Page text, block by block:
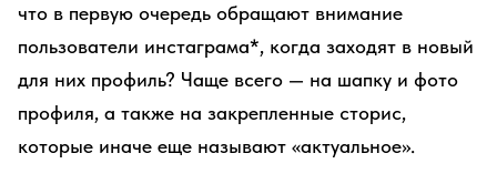
что в первую очередь обращают внимание
пользователи инстаграма*, когда заходят в новый
для них профиль? Чаще всего — на шапку и фото
профиля, а также на закрепленные сторис,
которые иначе еще называют «актуальное».